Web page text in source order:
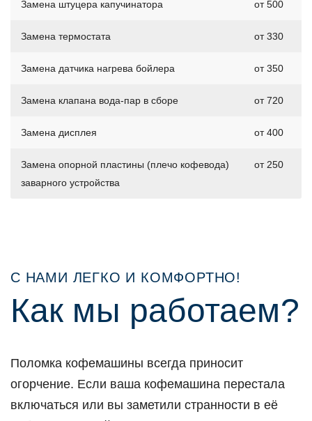
Замена штуцера капучинатора от 500
Замена термостата от 330
Замена датчика нагрева бойлера от 350
Замена клапана вода-пар в сборе от 720
Замена дисплея от 400
Замена опорной пластины (плечо кофевода)
заварного устройства
от 250
С НАМИ ЛЕГКО И КОМФОРТНО!
Как мы работаем?
Поломка кофемашины всегда приносит
огорчение. Если ваша кофемашина перестала
включаться или вы заметили странности в её